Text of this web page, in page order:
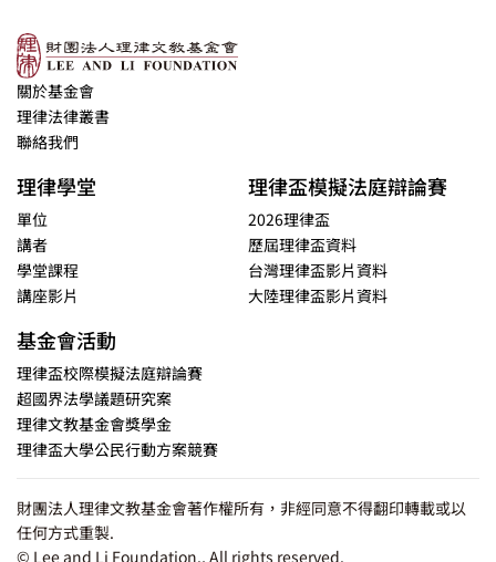
關於基金會
理律法律叢書
聯絡我們
理律學堂
單位
講者
學堂課程
講座影片
理律盃模擬法庭辯論賽
2026理律盃
歷屆理律盃資料
台灣理律盃影片資料
大陸理律盃影片資料
基金會活動
理律盃校際模擬法庭辯論賽
超國界法學議題研究案
理律文教基金會獎學金
理律盃大學公民行動方案競賽
財團法人理律文教基金會著作權所有，非經同意不得翻印轉載或以
任何方式重製.
© Lee and Li Foundation., All rights reserved.